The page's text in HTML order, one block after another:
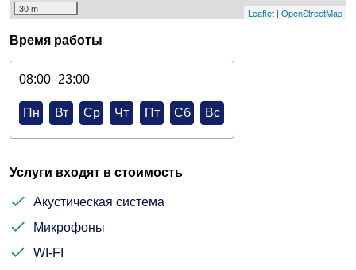
30 m Leaflet | OpenStreetMap
Время работы
08:00–23:00
Пн Вт Ср Чт Пт Сб Вс
Услуги входят в стоимость
Акустическая система
Микрофоны
WI-FI